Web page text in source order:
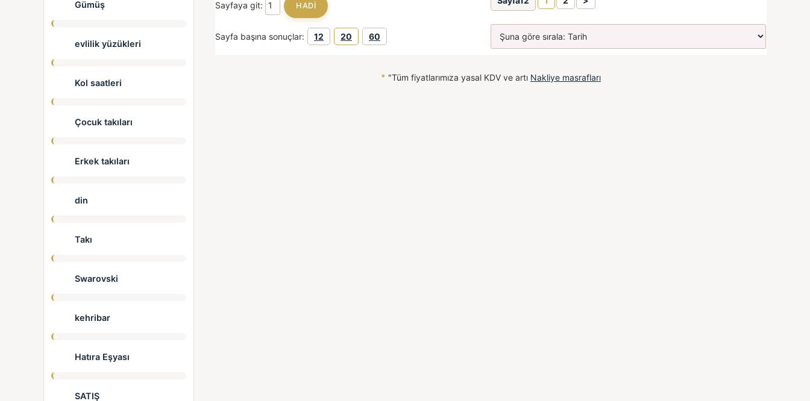
Gümüş
evlilik yüzükleri
Kol saatleri
Çocuk takıları
Erkek takıları
din
Takı
Swarovski
kehribar
Hatıra Eşyası
SATIŞ
Sayfaya git:
Sayfa başına sonuçlar: 12 20 60
* "Tüm fiyatlarımıza yasal KDV ve artı Nakliye masrafları